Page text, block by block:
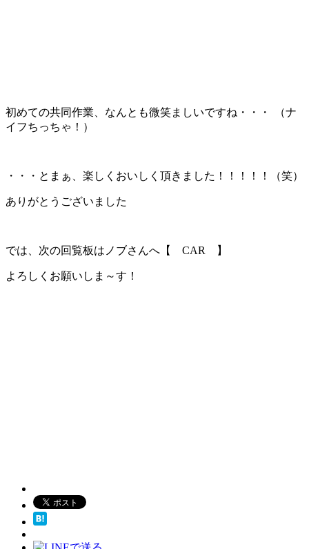
初めての共同作業、なんとも微笑ましいですね・・・
（ナ
イフちっちゃ！）
・・・とまぁ、楽しくおいしく頂きました！！！！！（笑）
ありがとうございました
では、次の回覧板はノブさんへ【 CAR 】
よろしくお願いしま～す！